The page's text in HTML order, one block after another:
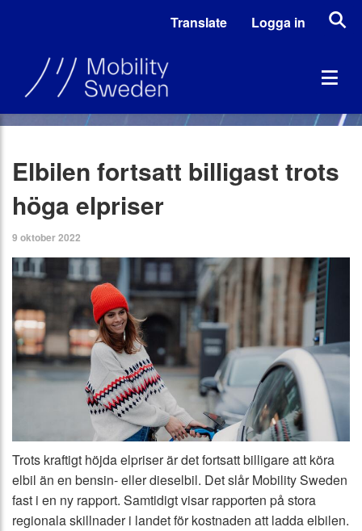
Translate Logga in
Elbilen fortsatt billigast trots
höga elpriser
9 oktober 2022
Trots kraftigt höjda elpriser är det fortsatt billigare att köra
elbil än en bensin- eller dieselbil. Det slår Mobility Sweden
fast i en ny rapport. Samtidigt visar rapporten på stora
regionala skillnader i landet för kostnaden att ladda elbilen.